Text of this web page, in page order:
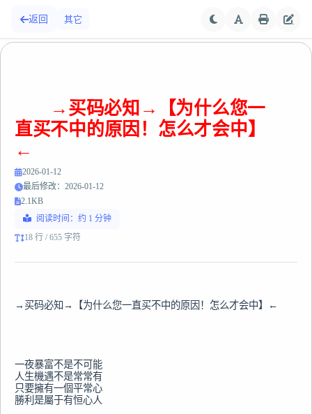
返回 其它
→买码必知→【为什么您一
直买不中的原因！怎么才会中】
←
2026-01-12
最后修改：2026-01-12
2.1KB
阅读时间：约 1 分钟
18 行 / 655 字符
→买码必知→【为什么您一直买不中的原因！怎么才会中】←
一夜暴富不是不可能
人生機遇不是常常有
只要擁有一個平常心
勝利是屬于有恒心人